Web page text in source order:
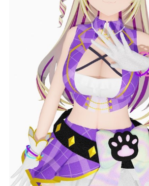
muevoコミュニティ
ぶいクラ！by muevo
ぶいコミュ！by muevo
ぶいマガ！ by muevo
Official SNS